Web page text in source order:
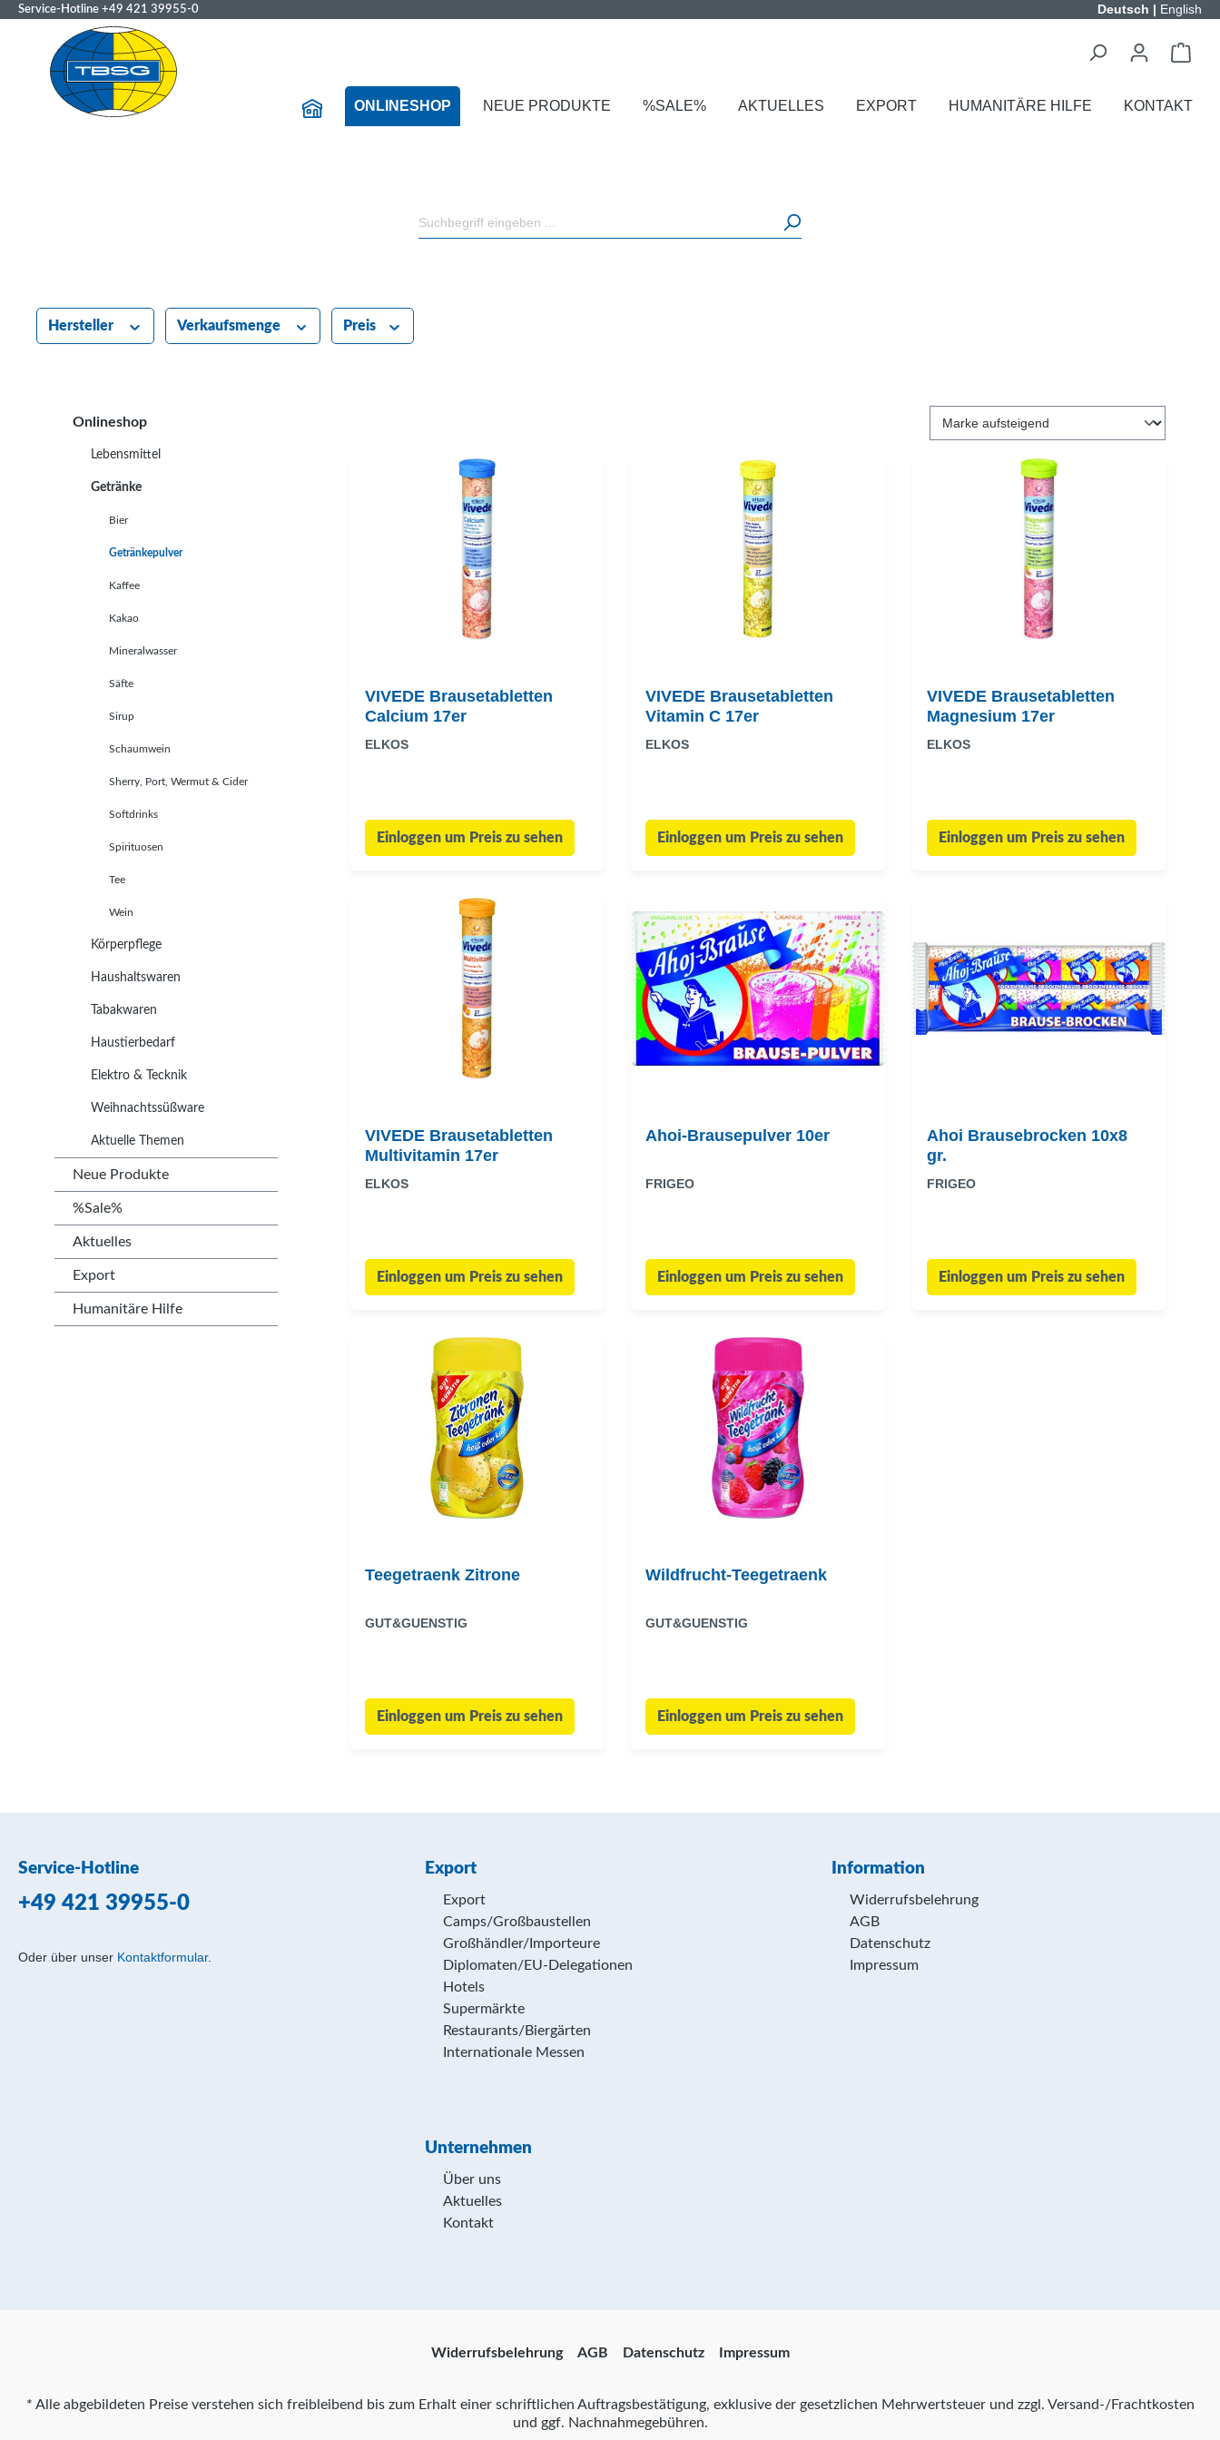
Service-Hotline +49 421 39955-0 Deutsch | English
ONLINESHOP NEUE PRODUKTE %SALE% AKTUELLES EXPORT HUMANITÄRE HILFE KONTAKT
Hersteller Verkaufsmenge Preis
Onlineshop
Lebensmittel
Getränke
Bier
Getränkepulver
Kaffee
Kakao
Mineralwasser
Säfte
Sirup
Schaumwein
Sherry, Port, Wermut & Cider
Softdrinks
Spirituosen
Tee
Wein
Körperpflege
Haushaltswaren
Tabakwaren
Haustierbedarf
Elektro & Tecknik
Weihnachtssüßware
Aktuelle Themen
Neue Produkte
%Sale%
Aktuelles
Export
Humanitäre Hilfe
VIVEDE Brausetabletten
Calcium 17er
ELKOS
Einloggen um Preis zu sehen
VIVEDE Brausetabletten
Vitamin C 17er
ELKOS
Einloggen um Preis zu sehen
VIVEDE Brausetabletten
Magnesium 17er
ELKOS
Einloggen um Preis zu sehen
VIVEDE Brausetabletten
Multivitamin 17er
ELKOS
Einloggen um Preis zu sehen
Ahoi-Brausepulver 10er
FRIGEO
Einloggen um Preis zu sehen
Ahoi Brausebrocken 10x8
gr.
FRIGEO
Einloggen um Preis zu sehen
Teegetraenk Zitrone
GUT&GUENSTIG
Einloggen um Preis zu sehen
Wildfrucht-Teegetraenk
GUT&GUENSTIG
Einloggen um Preis zu sehen
Service-Hotline
+49 421 39955-0
Oder über unser Kontaktformular.
Export
Export
Camps/Großbaustellen
Großhändler/Importeure
Diplomaten/EU-Delegationen
Hotels
Supermärkte
Restaurants/Biergärten
Internationale Messen
Information
Widerrufsbelehrung
AGB
Datenschutz
Impressum
Unternehmen
Über uns
Aktuelles
Kontakt
Widerrufsbelehrung AGB Datenschutz Impressum
* Alle abgebildeten Preise verstehen sich freibleibend bis zum Erhalt einer schriftlichen Auftragsbestätigung, exklusive der gesetzlichen Mehrwertsteuer und zzgl. Versand-/Frachtkosten
und ggf. Nachnahmegebühren.